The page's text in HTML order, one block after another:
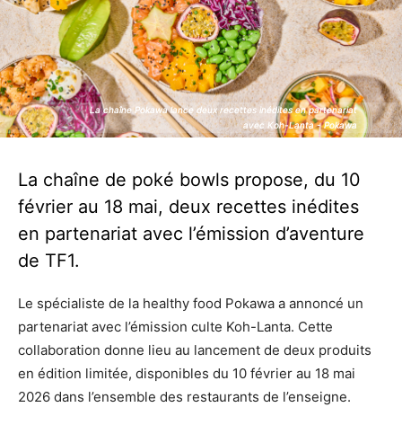
La chaîne Pokawa lance deux recettes inédites en partenariat
avec Koh-Lanta - Pokawa
La chaîne Pokawa lance deux recettes inédites en partenariat
avec Koh-Lanta - Pokawa
La chaîne de poké bowls propose, du 10
février au 18 mai, deux recettes inédites
en partenariat avec l’émission d’aventure
de TF1.
Le spécialiste de la healthy food Pokawa a annoncé un
partenariat avec l’émission culte Koh-Lanta. Cette
collaboration donne lieu au lancement de deux produits
en édition limitée, disponibles du 10 février au 18 mai
2026 dans l’ensemble des restaurants de l’enseigne.